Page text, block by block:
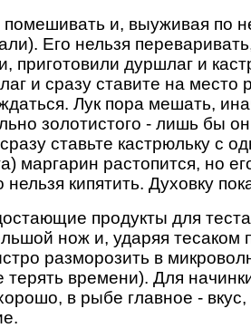
и, выуживая по
Его нельзя
дуршлаг и
и сразу ставите на
Лук пора мешать,
золотистого - лишь бы
ставьте кастрюльку с
маргарин растопится, но
кипятить. Духовку
продукты для
нож и, ударяя
разморозить в
терять времени). Для
в рыбе главное -